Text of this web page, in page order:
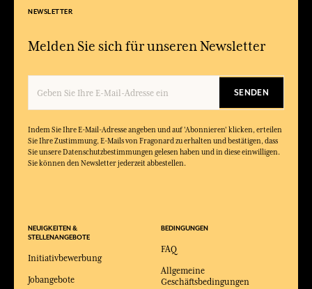
NEWSLETTER
Melden Sie sich für unseren Newsletter
SENDEN
Indem Sie Ihre E-Mail-Adresse angeben und auf 'Abonnieren' klicken, erteilen
Sie Ihre Zustimmung, E-Mails von Fragonard zu erhalten und bestätigen, dass
Sie unsere Datenschutzbestimmungen gelesen haben und in diese einwilligen.
Sie können den Newsletter jederzeit abbestellen.
BEDINGUNGEN
FAQ
Allgemeine
Geschäftsbedingungen
NEUIGKEITEN &
STELLENANGEBOTE
Initiativbewerbung
Jobangebote